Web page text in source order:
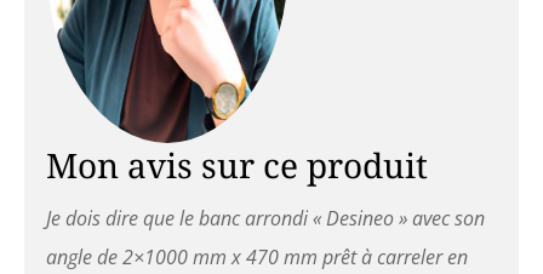
Mon avis sur ce produit
Je dois dire que le banc arrondi « Desineo » avec son
angle de 2×1000 mm x 470 mm prêt à carreler en